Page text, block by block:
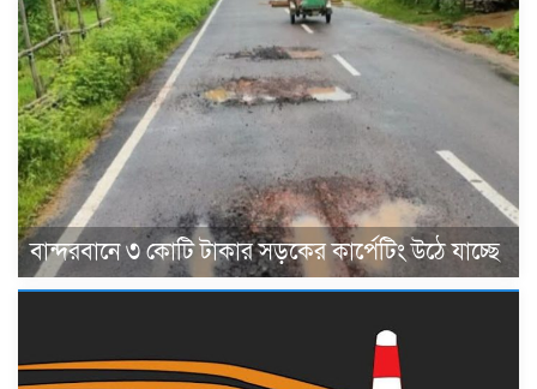
বান্দরবানে ৩ কোটি টাকার সড়কের কার্পেটিং উঠে যাচ্ছে